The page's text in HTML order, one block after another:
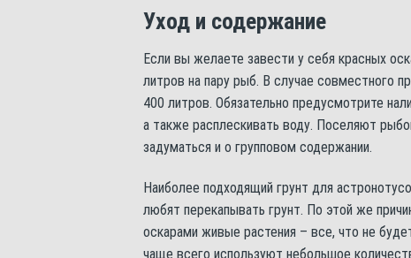
Уход и содержание
Если вы желаете завести у себя красных
литров на пару рыб. В случае совместного
400 литров. Обязательно предусмотрите
а также расплескивать воду. Поселяют
задуматься и о групповом содержании.
Наиболее подходящий грунт для
любят перекапывать грунт. По этой же
оскарами живые растения – все, что не
чаще всего используют небольшое